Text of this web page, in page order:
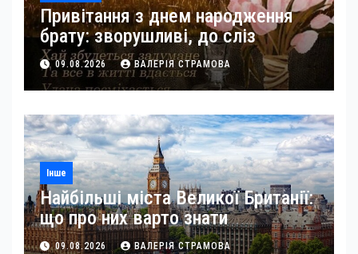
Привітання з днем народження
брату: зворушливі, до сліз
09.08.2026 ВАЛЕРІЯ СТРАМОВА
Інше
Найбільші міста Великої Британії:
що про них варто знати
09.08.2026 ВАЛЕРІЯ СТРАМОВА